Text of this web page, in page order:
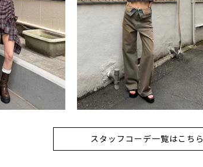
スタッフコーデ一覧はこちら